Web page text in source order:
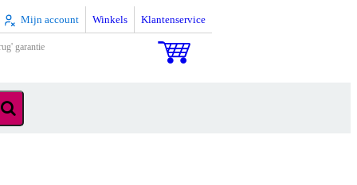
Mijn account Winkels Klantenservice
garantie